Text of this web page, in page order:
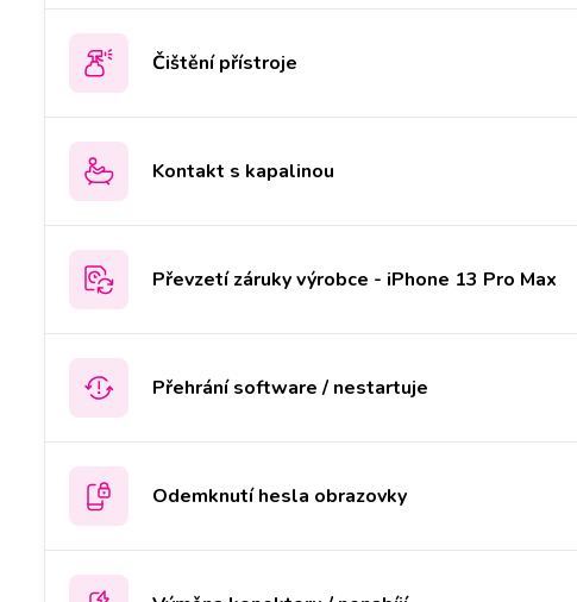
Čištění přístroje
Kontakt s kapalinou
Převzetí záruky výrobce - iPhone 13 Pro Max
Přehrání software / nestartuje
Odemknutí hesla obrazovky